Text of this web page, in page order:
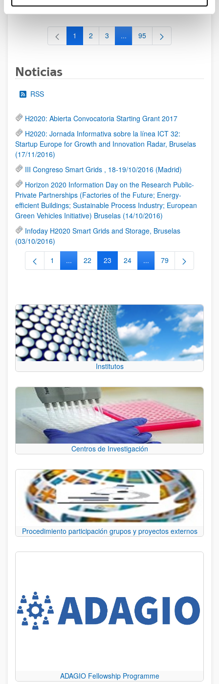
Página
1 Página
2 Página
3 ...Páginas intermedias Use TAB
Página
95
Noticias
RSS
H2020: Abierta Convocatoria Starting Grant 2017
H2020: Jornada Informativa sobre la línea ICT 32:
Startup Europe for Growth and Innovation Radar, Bruselas
(17/11/2016)
III Congreso Smart Grids , 18-19/10/2016 (Madrid)
Horizon 2020 Information Day on the Research Public-
Private Partnerships (Factories of the Future; Energy-
efficient Buildings; Sustainable Process Industry; European
Green Vehicles Initiative) Bruselas (14/10/2016)
Infoday H2020 Smart Grids and Storage, Bruselas
(03/10/2016)
Página
1 ...Páginas intermedias Use TAB para desplazarse.
Página
22 Página
23 Página
24 ...Páginas intermedias
Página
79
Institutos
Centros de Investigación
Procedimiento participación grupos y proyectos externos
ADAGIO Fellowship Programme